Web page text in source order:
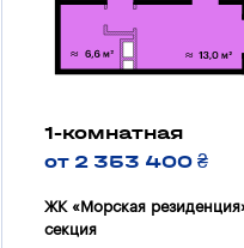
1-комнатная
от 2 353 400 ₴
ЖК «Морская
секция